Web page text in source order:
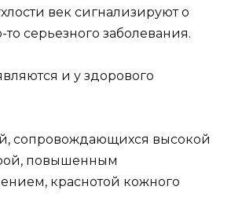
век сигнализируют о
серьезного заболевания.
и у здорового
сопровождающихся высокой
повышенным
краснотой кожного